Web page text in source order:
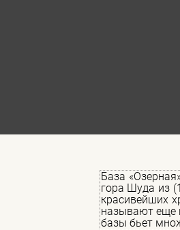
База
гора Шуда из
красивейших
называют еще
базы бьет